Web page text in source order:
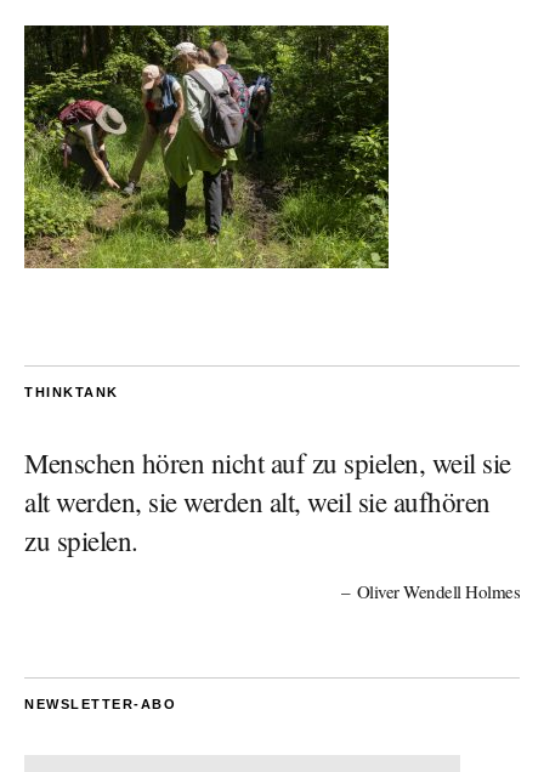
THINKTANK
Menschen hören nicht auf zu spielen, weil sie
alt werden, sie werden alt, weil sie aufhören
zu spielen.
Oliver Wendell Holmes
NEWSLETTER-ABO